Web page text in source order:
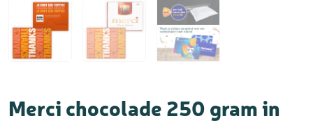
Merci chocolade 250 gram in